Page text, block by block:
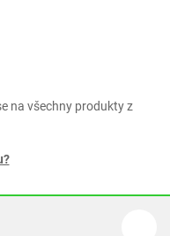
na všechny produkty z